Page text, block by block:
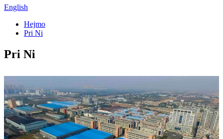
English
Hejmo
Pri Ni
Pri Ni